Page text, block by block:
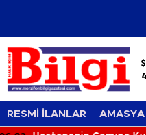
RESMİ İLANLAR AMASYA